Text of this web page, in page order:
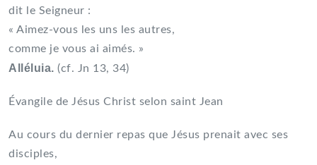
dit le Seigneur :
« Aimez-vous les uns les autres,
comme je vous ai aimés. »
Alléluia. (cf. Jn 13, 34)
Évangile de Jésus Christ selon saint Jean
Au cours du dernier repas que Jésus prenait avec ses
disciples,